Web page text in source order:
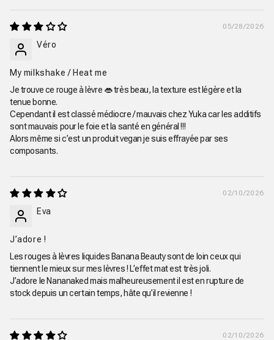
05/28/2026
Véro
My milkshake / Heat me
Je trouve ce rouge à lèvre 👄 très beau, la texture est légère et la
tenue bonne.
Cependant il est classé médiocre / mauvais chez Yuka car les additifs
sont mauvais pour le foie et la santé en général !!!
Alors même si c’est un produit vegan je suis effrayée par ses
composants.
02/10/2026
Eva
J’adore !
Les rouges à lèvres liquides Banana Beauty sont de loin ceux qui
tiennent le mieux sur mes lèvres ! L’effet mat est très joli.
J’adore le Nananaked mais malheureusement il est en rupture de
stock depuis un certain temps, hâte qu’il revienne !
02/10/2026